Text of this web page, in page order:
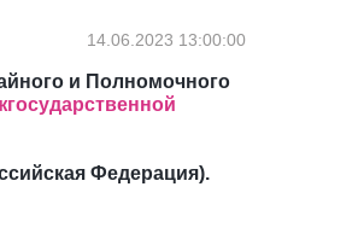
14.06.2023 13:00:00
и Полномочного
Федерация).